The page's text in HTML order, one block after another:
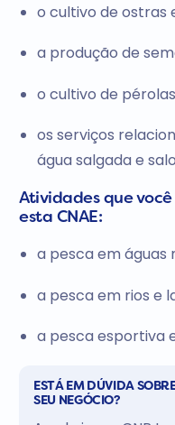
o cultivo de ostras
a produção de
o cultivo de pérolas
os serviços
água salgada e
Atividades que
esta CNAE:
a pesca em águas
a pesca em rios e
a pesca esportiva
ESTÁ EM DÚVIDA
SEU NEGÓCIO?